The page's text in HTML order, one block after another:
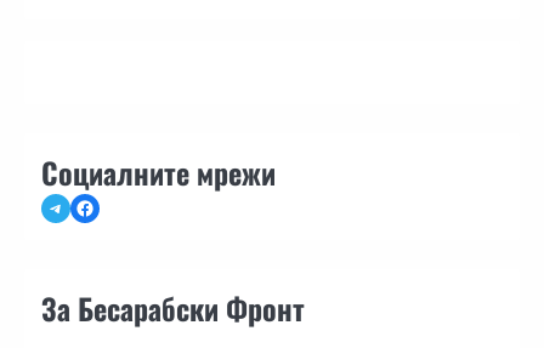
Социалните мрежи
TelegramFacebook
За Бесарабски Фронт